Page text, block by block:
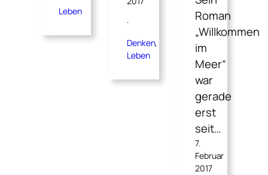
Leben
·
Denken
Leben
Roman
„Willkommen
im
Meer“
war
gerade
erst
seit…
7.
Februar
2017